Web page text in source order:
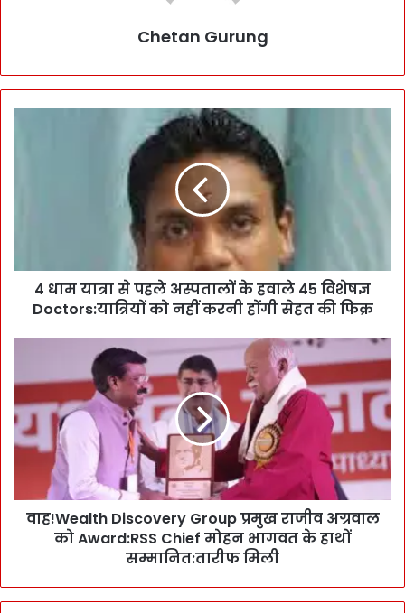
Chetan Gurung
ले
ह
वा
ले
4
c
4 धाम यात्रा से पहले अस्पतालों के हवाले 45 विशेषज्ञ
Doctors:यात्रियों को नहीं करनी होंगी सेहत की फिक्र
!
W
e
a
h
वाह!Wealth Discovery Group प्रमुख राजीव अग्रवाल
को Award:RSS Chief मोहन भागवत के हाथों
सम्मानित:तारीफ मिली